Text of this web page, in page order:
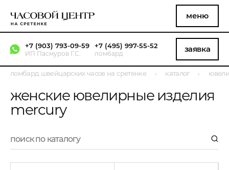
меню
+7 (903) 793-09-59
ИП Пасмуров Г.С.
+7 (495) 997-55-52
ломбард заявка
ломбард швейцарских часов на сретенке каталог
женские ювелирные изделия
mercury